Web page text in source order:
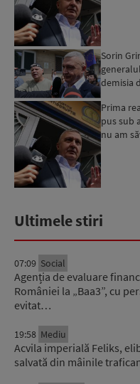
Sorin
demisia
Prima
pus sub
nu am
Ultimele stiri
07:09 Social
Agenția de evaluare
României la „Baa3”, cu
evitat…
19:58 Mediu
Acvila imperială Feliks,
salvată din mâinile